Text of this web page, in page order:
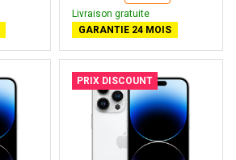
Livraison gratuite
GARANTIE 24 MOIS
PRIX DISCOUNT